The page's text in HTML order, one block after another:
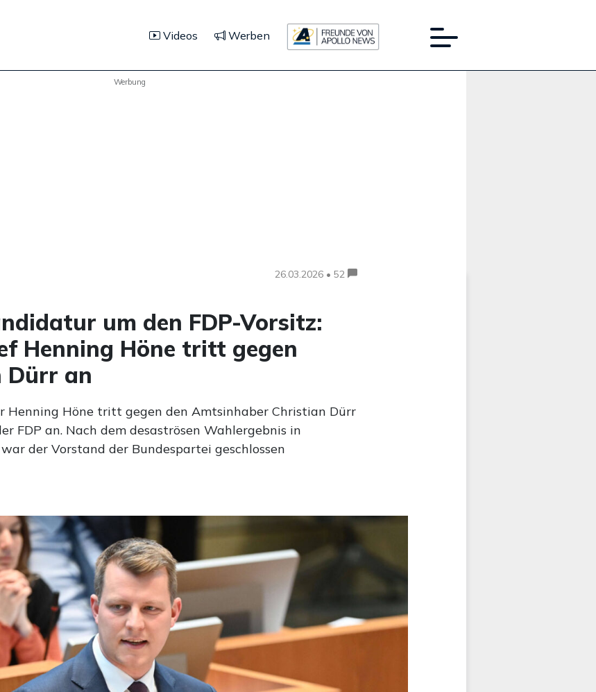
Videos Werben
Werbung
26.03.2026 • 52
um den FDP-Vorsitz:
Henning Höne tritt gegen
Dürr an
Henning Höne tritt gegen den Amtsinhaber Christian Dürr
FDP an. Nach dem desaströsen Wahlergebnis in
der Vorstand der Bundespartei geschlossen